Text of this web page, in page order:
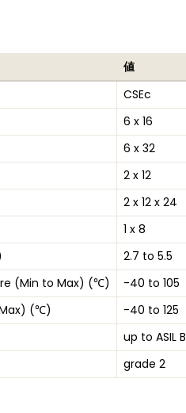
値
CSEc
6 x 16
6 x 32
2 x 12
2 x 12 x 24
1 x 8
2.7 to 5.5
(Min to Max) (℃)
-40 to 105
(℃)
-40 to 125
up to ASIL B
grade 2